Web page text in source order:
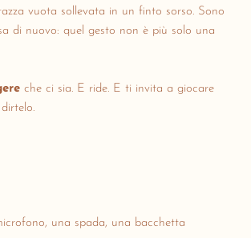
vuota sollevata in un finto sorso. Sono
di nuovo: quel gesto non è più solo una
che ci sia. E ride. E ti invita a giocare
una spada, una bacchetta